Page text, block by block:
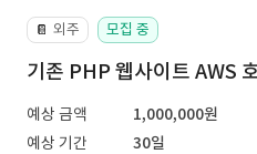
📔 외주 모집 중
기존 PHP 웹사이트 AWS
예상 금액
1,000,000원
예상 기간
30일